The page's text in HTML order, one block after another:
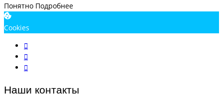
Понятно Подробнее
Cookies
Наши контакты